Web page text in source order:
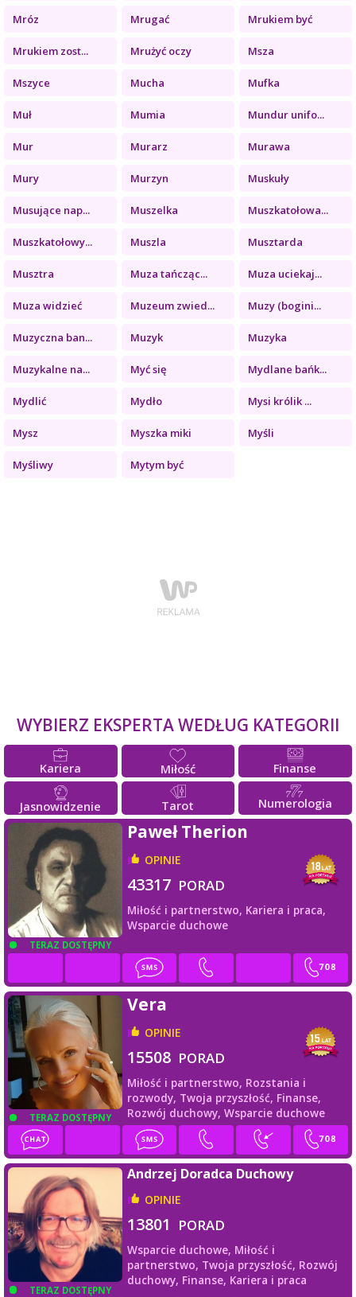
Mróz Mrugać Mrukiem być
Mrukiem zost... Mrużyć oczy Msza
Mszyce Mucha Mufka
Muł Mumia Mundur unifo...
Mur Murarz Murawa
Mury Murzyn Muskuły
Musujące nap... Muszelka Muszkatołowa...
Muszkatołowy... Muszla Musztarda
Musztra Muza tańcząc... Muza uciekaj...
Muza widzieć Muzeum zwied... Muzy (bogini...
Muzyczna ban... Muzyk Muzyka
Muzykalne na... Myć się Mydlane bańk...
Mydlić Mydło Mysi królik ...
Mysz Myszka miki Myśli
Myśliwy Mytym być
WYBIERZ EKSPERTA WEDŁUG KATEGORII
Kariera Miłość Finanse
Jasnowidzenie Tarot Numerologia
TERAZ DOSTĘPNY
Paweł Therion
OPINIE
43317 PORAD
Miłość i partnerstwo, Kariera i praca,
Wsparcie duchowe
TERAZ DOSTĘPNY
Vera
OPINIE
15508 PORAD
Miłość i partnerstwo, Rozstania i
rozwody, Twoja przyszłość, Finanse,
Rozwój duchowy, Wsparcie duchowe
TERAZ DOSTĘPNY
Andrzej Doradca Duchowy
OPINIE
13801 PORAD
Wsparcie duchowe, Miłość i
partnerstwo, Twoja przyszłość, Rozwój
duchowy, Finanse, Kariera i praca